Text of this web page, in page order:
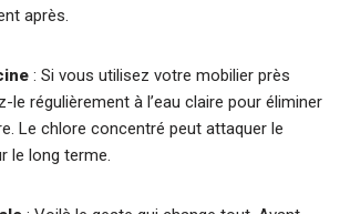
après.
: Si vous utilisez votre mobilier près
le régulièrement à l’eau claire pour éliminer
Le chlore concentré peut attaquer le
le long terme.